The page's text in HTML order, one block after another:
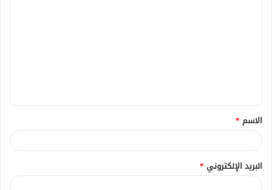
ق
*
الاسم *
البريد الإلكتروني *